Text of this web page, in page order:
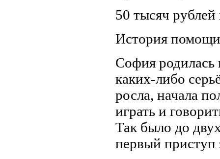
50 тысяч рублей
История помощи
София родилась
каких-либо
росла, начала
играть и
Так было до
первый приступ